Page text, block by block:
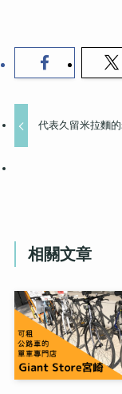
代表久留米拉麵
相關文章